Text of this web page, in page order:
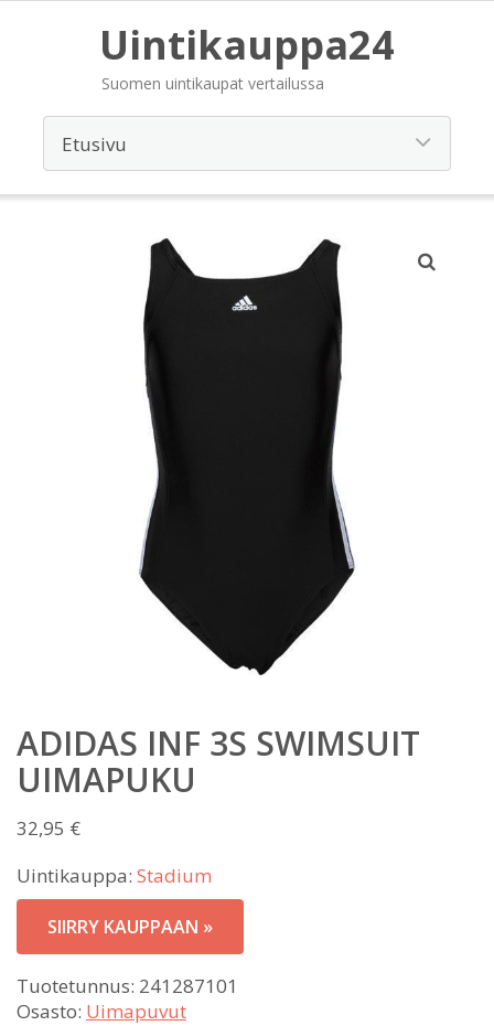
Uintikauppa24
Suomen uintikaupat vertailussa
ADIDAS INF 3S SWIMSUIT
UIMAPUKU
32,95 €
Uintikauppa: Stadium
SIIRRY KAUPPAAN »
Tuotetunnus: 241287101
Osasto: Uimapuvut